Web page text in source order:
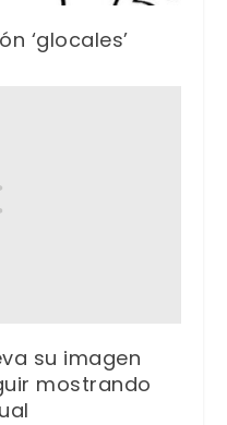
‘glocales’
su imagen
mostrando